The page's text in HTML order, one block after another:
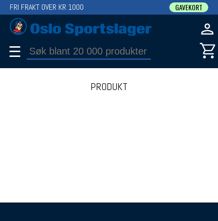
FRI FRAKT OVER KR 1000 GAVEKORT
☰
PRODUKT